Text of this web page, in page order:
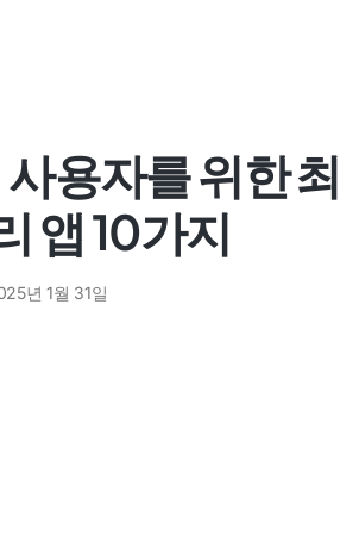
용자를 위한
앱 10가지
년 1월 31일